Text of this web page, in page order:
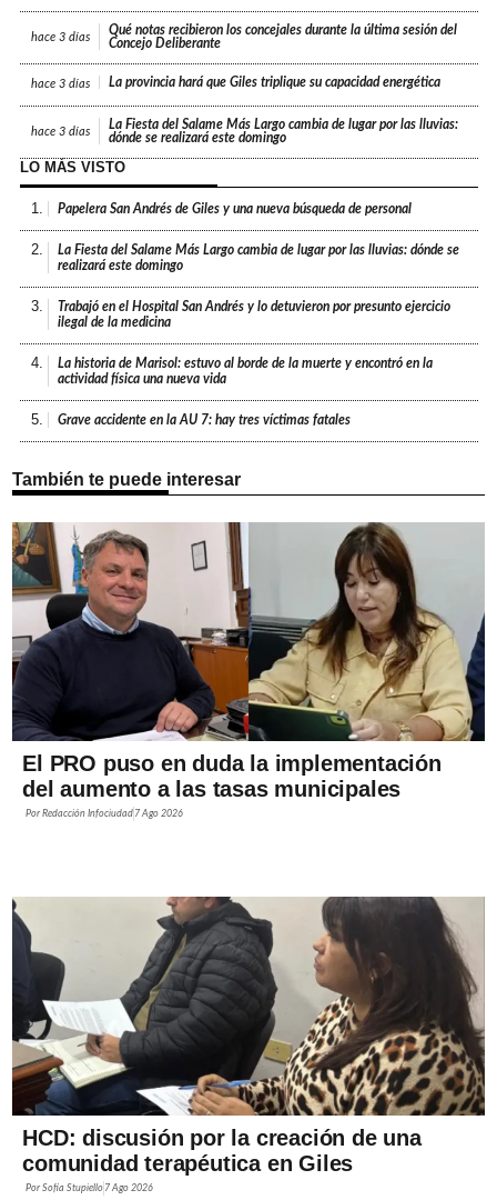
hace 3 días
Qué notas recibieron los concejales durante la última sesión del
Concejo Deliberante
hace 3 días La provincia hará que Giles triplique su capacidad energética
hace 3 días
La Fiesta del Salame Más Largo cambia de lugar por las lluvias:
dónde se realizará este domingo
LO MÁS VISTO
1. Papelera San Andrés de Giles y una nueva búsqueda de personal
2.
La Fiesta del Salame Más Largo cambia de lugar por las lluvias: dónde se
realizará este domingo
3.
Trabajó en el Hospital San Andrés y lo detuvieron por presunto ejercicio
ilegal de la medicina
4.
La historia de Marisol: estuvo al borde de la muerte y encontró en la
actividad física una nueva vida
5. Grave accidente en la AU 7: hay tres víctimas fatales
También te puede interesar
El PRO puso en duda la implementación
del aumento a las tasas municipales
PorRedacción Infociudad 7 Ago 2026
HCD: discusión por la creación de una
comunidad terapéutica en Giles
PorSofía Stupiello 7 Ago 2026